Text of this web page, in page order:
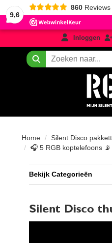
9,6
860 Reviews
login
Inloggen
Zoeken
Home
Silent Disco
🎧 5 RGB koptelefoons
Bekijk Categorieën
Silent Disco